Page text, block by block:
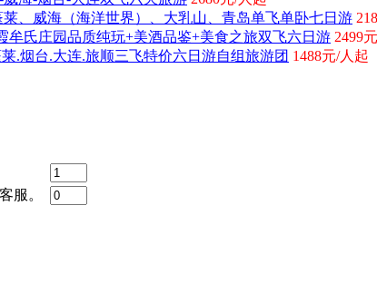
、威海（海洋世界）、大乳山、青岛单飞单卧七日游
牟氏庄园品质纯玩+美酒品鉴+美食之旅双飞六日游 2499
.烟台.大连.旅顺三飞特价六日游自组旅游团 1488元/人起